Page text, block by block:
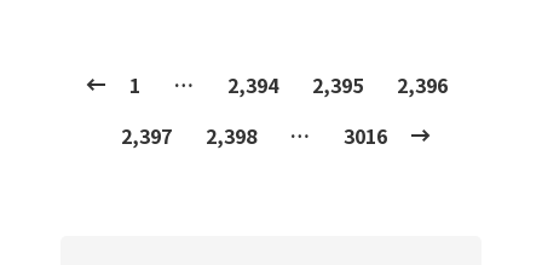
1 … 2,394 2,395
2,396
2,397
2,398 … 3016